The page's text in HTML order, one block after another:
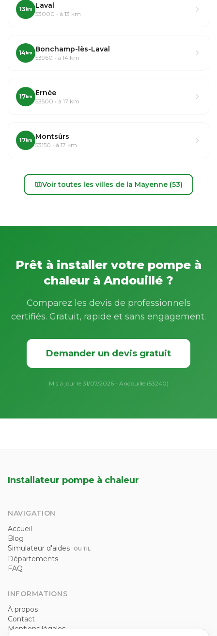
13 km Laval
53000 • à 13 km
14 km Bonchamp-lès-Laval
53960 • à 14 km
17km Ernée
53500 • à 17 km
17km Montsûrs
53150 • à 17 km
Voir toutes les villes de la Mayenne (53)
Prêt à installer votre pompe à
chaleur à Andouillé ?
Comparez les devis de professionnels
certifiés. Gratuit, rapide et sans engagement.
Demander un devis gratuit
Mis à jour le 31/07/2026 - Andouillé (53240)
Installateur pompe à chaleur
NAVIGATION
Accueil
Blog
Simulateur d'aides
OUTIL
Départements
FAQ
INFORMATIONS
À propos
Contact
Mentions légales